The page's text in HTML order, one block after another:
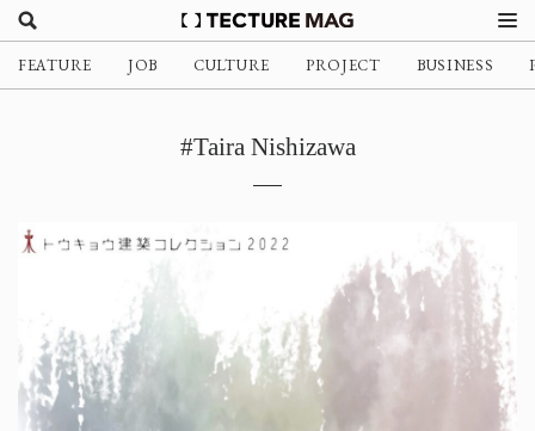
FEATURE JOB CULTURE PROJECT BUSINESS
#Taira Nishizawa